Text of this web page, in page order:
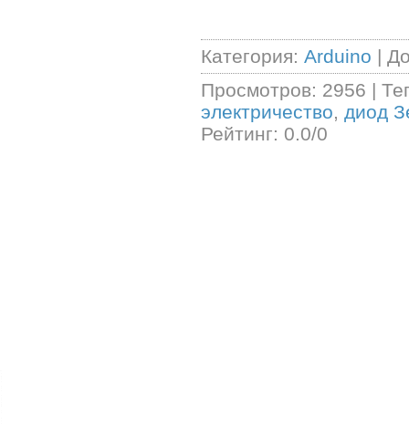
Категория: Arduino |
Просмотров: 2956 |
электричество, диод
Рейтинг: 0.0/0